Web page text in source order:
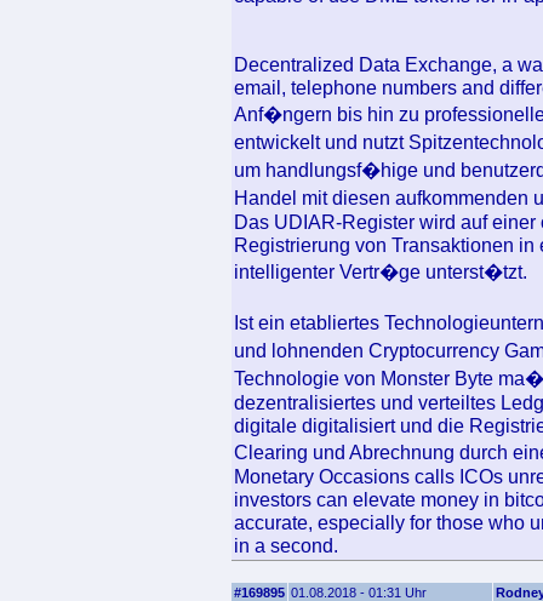
Decentralized Data Exchange, a
email, telephone numbers and
Anf�ngern bis hin zu
entwickelt und nutzt
um handlungsf�hige und
Handel mit diesen aufkommenden
Das UDIAR-Register wird auf
Registrierung von Transaktionen
intelligenter Vertr�ge unterst�tzt.
Ist ein etabliertes
und lohnenden Cryptocurrency
Technologie von Monster Byte
dezentralisiertes und verteiltes
digitale digitalisiert und die
Clearing und Abrechnung durch
Monetary Occasions calls ICOs
investors can elevate money in
accurate, especially for those who
in a second.
#169895 01.08.2018 - 01:31 Uhr